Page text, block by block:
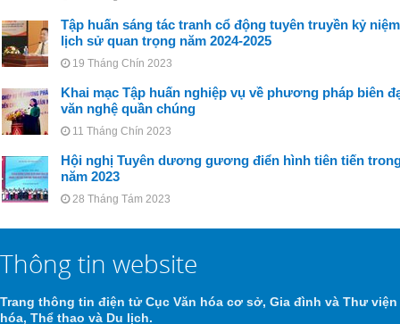
Tập huấn sáng tác tranh cổ động tuyên truyền kỷ
lịch sử quan trọng năm 2024-2025
19 Tháng Chín 2023
Khai mạc Tập huấn nghiệp vụ về phương pháp biên
văn nghệ quần chúng
11 Tháng Chín 2023
Hội nghị Tuyên dương gương điển hình tiên tiến
năm 2023
28 Tháng Tám 2023
Thông tin website
Trang thông tin điện tử Cục Văn hóa cơ sở, Gia đình và Thư viện
hóa, Thể thao và Du lịch.